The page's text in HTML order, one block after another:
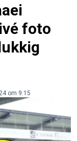
foto
om 9:15